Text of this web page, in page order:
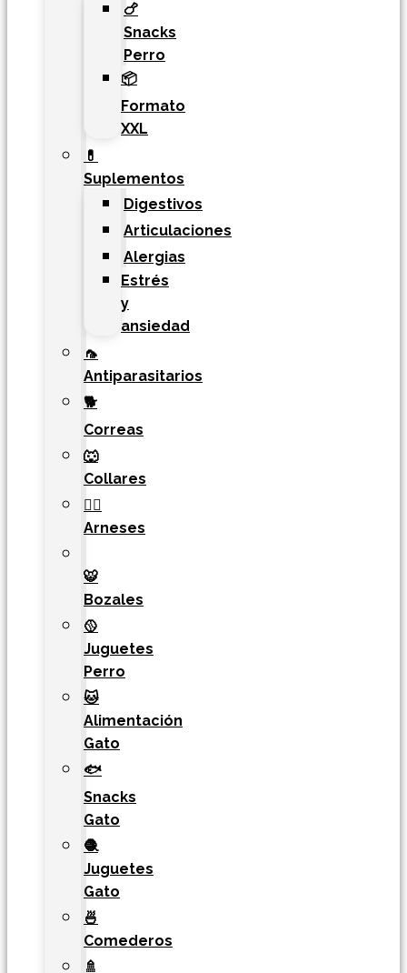
🍗
Snacks
Perro
📦
Formato
XXL
💊
Suplementos
Digestivos
Articulaciones
Alergias
Estrés
y
ansiedad
🦟
Antiparasitarios
🐕
Correas
🐺
Collares
🐕‍🦺
Arneses
🐯​
Bozales
🥎
Juguetes
Perro
🐱
Alimentación
Gato
🐟
Snacks
Gato
🧶
Juguetes
Gato
🍜
Comederos
🚿